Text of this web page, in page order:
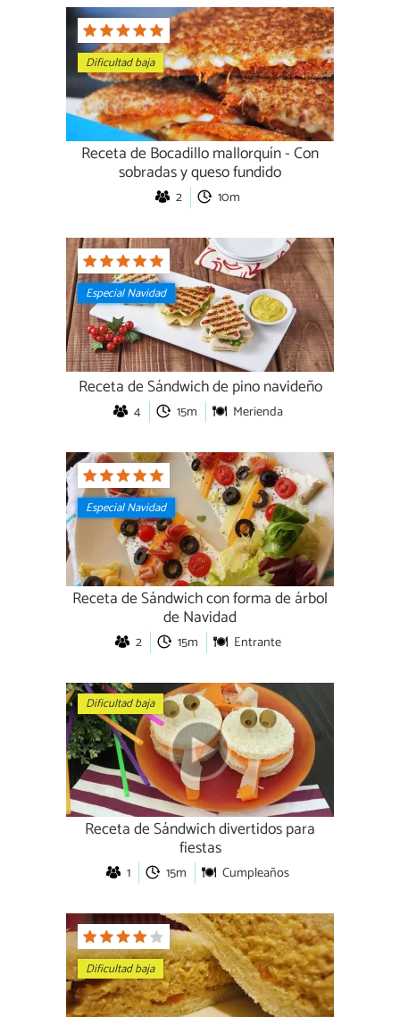
Dificultad baja
Receta de Bocadillo mallorquín - Con
sobradas y queso fundido
2 10m
Especial Navidad
Receta de Sándwich de pino navideño
4 15m Merienda
Especial Navidad
Receta de Sándwich con forma de árbol
de Navidad
2 15m Entrante
Dificultad baja
Receta de Sándwich divertidos para
fiestas
1 15m Cumpleaños
Dificultad baja